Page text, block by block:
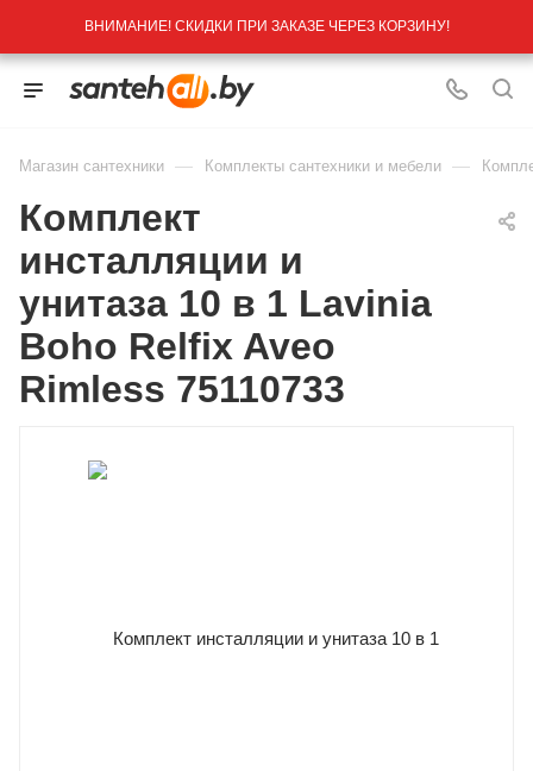
ВНИМАНИЕ! СКИДКИ ПРИ ЗАКАЗЕ ЧЕРЕЗ КОРЗИНУ!
Магазин сантехники — Комплекты сантехники и мебели —
Комплект
инсталляции и
унитаза 10 в 1 Lavinia
Boho Relfix Aveo
Rimless 75110733